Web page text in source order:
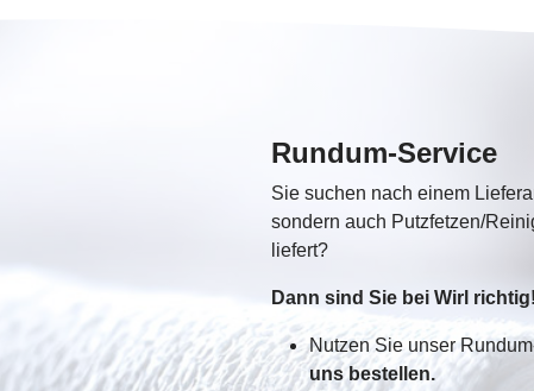
Rundum-Service
Sie suchen nach einem
sondern auch Putzfetzen/
liefert?
Dann sind Sie bei Wirl richtig!
Nutzen Sie unser
uns bestellen.